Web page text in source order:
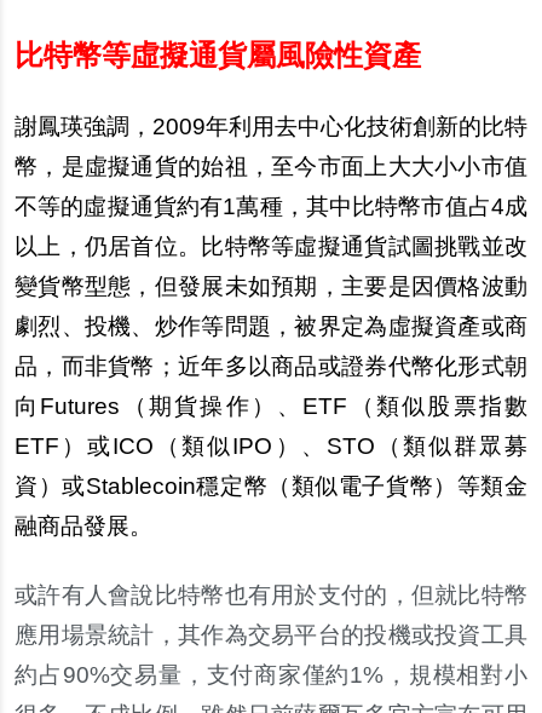
比特幣等虛擬通貨屬風險性資產
謝鳳瑛強調，2009年利用去中心化技術創新的比特
幣，是虛擬通貨的始祖，至今市面上大大小小市值
不等的虛擬通貨約有1萬種，其中比特幣市值占4成
以上，仍居首位。比特幣等虛擬通貨試圖挑戰並改
變貨幣型態，但發展未如預期，主要是因價格波動
劇烈、投機、炒作等問題，被界定為虛擬資產或商
品，而非貨幣；近年多以商品或證券代幣化形式朝
向Futures（期貨操作）、ETF（類似股票指數
ETF）或ICO（類似IPO）、STO（類似群眾募
資）或Stablecoin穩定幣（類似電子貨幣）等類金
融商品發展。
或許有人會說 比特幣也有用於支付的，但就比特幣
應用場景統計，其作為交易平台的投機或投資工具
約占90%交易量，支付商家僅約1%，規模相對小